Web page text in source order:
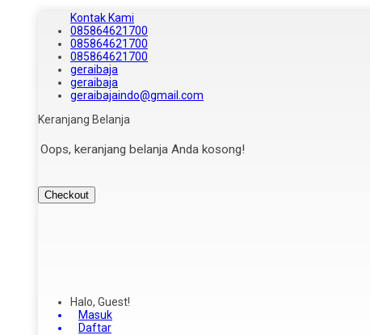
Kontak Kami
085864621700
085864621700
085864621700
geraibaja
geraibaja
geraibajaindo@gmail.com
Keranjang Belanja
Oops, keranjang belanja Anda kosong!
Checkout
Halo, Guest!
Masuk
Daftar